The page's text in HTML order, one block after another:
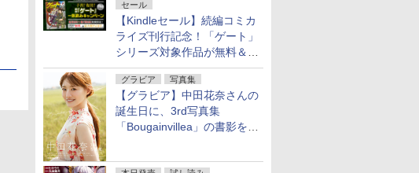
セール
【Kindleセール】続編コミカ
ライズ刊行記念！「ゲート」
シリーズ対象作品が無料＆最
大80%オフ！
グラビア 写真集
【グラビア】中田花奈さんの
誕生日に、3rd写真集
「Bougainvillea」の書影を公